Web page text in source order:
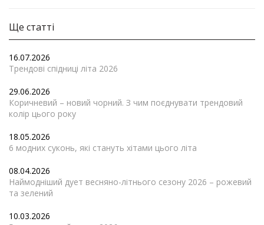
Ще статті
16.07.2026
Трендові спідниці літа 2026
29.06.2026
Коричневий – новий чорний. З чим поєднувати трендовий
колір цього року
18.05.2026
6 модних суконь, які стануть хітами цього літа
08.04.2026
Наймодніший дует весняно-літнього сезону 2026 – рожевий
та зелений
10.03.2026